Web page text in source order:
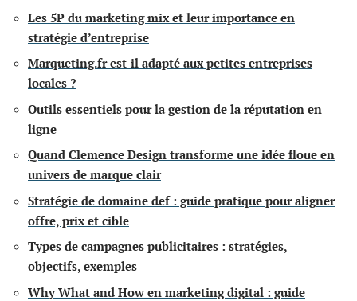
Les 5P du marketing mix et leur importance en
stratégie d’entreprise
Marqueting.fr est-il adapté aux petites entreprises
locales ?
Outils essentiels pour la gestion de la réputation en
ligne
Quand Clemence Design transforme une idée floue en
univers de marque clair
Stratégie de domaine def : guide pratique pour aligner
offre, prix et cible
Types de campagnes publicitaires : stratégies,
objectifs, exemples
Why What and How en marketing digital : guide